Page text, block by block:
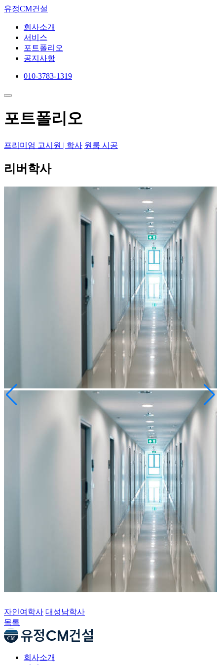
유정CM건설
회사소개
서비스
포트폴리오
공지사항
010-3783-1319
포트폴리오
프리미엄 고시원 | 학사 원룸 시공
리버학사
자인여학사 대성남학사
목록
회사소개